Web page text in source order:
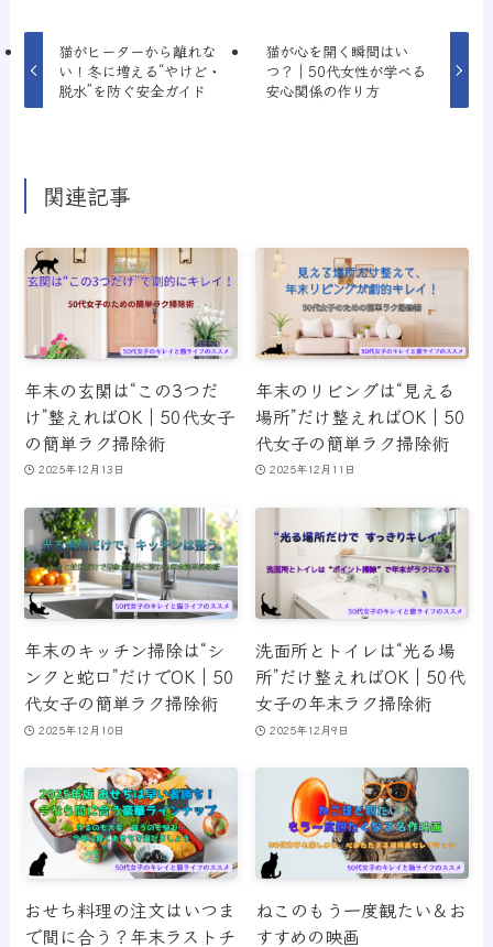
猫がヒーターから離れな
い！冬に増える“やけど・
脱水”を防ぐ安全ガイド
猫が心を開く瞬間はい
つ？｜50代女性が学べる
安心関係の作り方
関連記事
年末の玄関は“この3つだ
け”整えればOK｜50代女子
の簡単ラク掃除術
2025年12月13日
年末のリビングは“見える
場所”だけ整えればOK｜50
代女子の簡単ラク掃除術
2025年12月11日
年末のキッチン掃除は“シ
ンクと蛇口”だけでOK｜50
代女子の簡単ラク掃除術
2025年12月10日
洗面所とトイレは“光る場
所”だけ整えればOK｜50代
女子の年末ラク掃除術
2025年12月9日
おせち料理の注文はいつま
で間に合う？年末ラストチ
ねこのもう一度観たい＆お
すすめの映画